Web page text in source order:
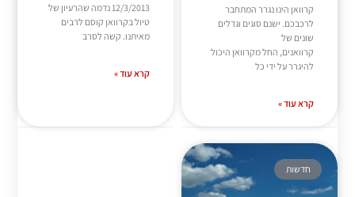
קרוואן הינו נגרר המתחבר
לרכבכם. ישנם סוגים וגדלים
שונים של
קרוואנים, החל מקרוואן היכול
להיגרר על ידי כל
קרא עוד »
12/3/2013 נדמה שהרעיון של
טיול בקרוואן קוסם לרבים
מאיתנו. קשה לסרב
קרא עוד »
חדשות